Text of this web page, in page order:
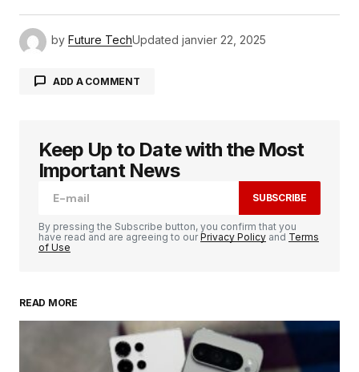
by Future TechUpdated janvier 22, 2025
ADD A COMMENT
Votre adresse e-mail ne sera pas publiée. Les
champs obligatoires sont indiqués avec
Your Name
Your E-mail*
Keep Up to Date with the Most
Important News
SUBSCRIBE
By pressing the Subscribe button, you confirm that you
have read and are agreeing to ourPrivacy Policy and Terms
of Use
READ MORE